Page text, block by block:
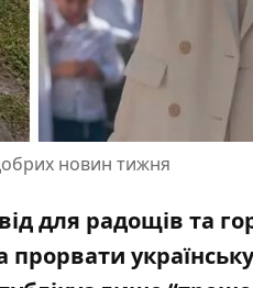
новин тижня
для радощів та
прорвати